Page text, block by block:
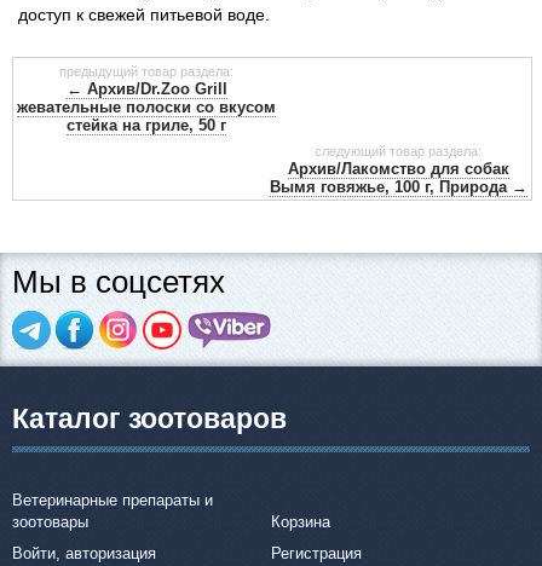
доступ к свежей питьевой воде.
предыдущий товар раздела:
← Архив/Dr.Zoo Grill
жевательные полоски со вкусом
стейка на гриле, 50 г
следующий товар раздела:
Архив/Лакомство для собак
Вымя говяжье, 100 г, Природа →
Мы в соцсетях
Каталог зоотоваров
Ветеринарные препараты и
зоотовары
Корзина
Войти, авторизация
Регистрация